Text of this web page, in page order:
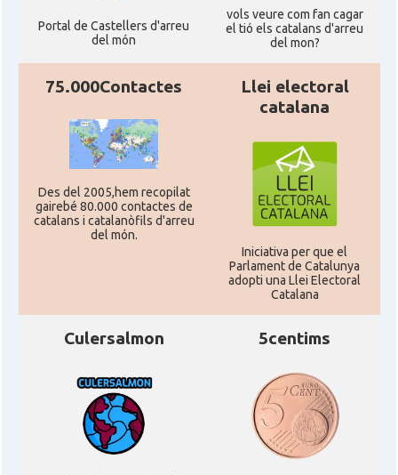
Portal de Castellers d'arreu
del món
vols veure com fan cagar
el tió els catalans d'arreu
del mon?
75.000Contactes
Des del 2005,hem recopilat
gairebé 80.000 contactes de
catalans i catalanòfils d'arreu
del món.
Llei electoral
catalana
Iniciativa per que el
Parlament de Catalunya
adopti una Llei Electoral
Catalana
Culersalmon 5centims